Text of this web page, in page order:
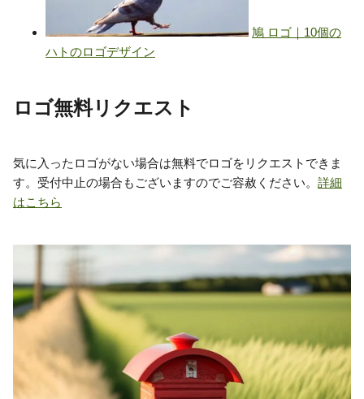
ロゴ無料リクエスト
気に入ったロゴがない場合は無料でロゴをリクエストできま
す。受付中止の場合もございますのでご容赦ください。 詳細
はこちら